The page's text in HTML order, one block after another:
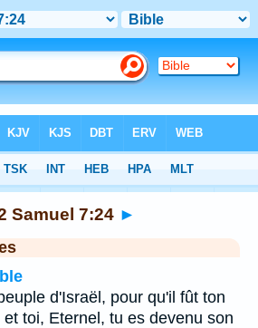
Samuel 7:24 ►
d'Israël, pour qu'il fût ton
toi, Eternel, tu es devenu son